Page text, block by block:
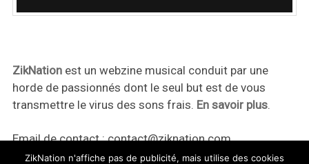
ZikNationest un webzine musical conduit par une
horde de passionnés dont le seul but est de vous
transmettre le virus des sons frais. En savoir plus.
Email de contact :contact@ziknation.com
ZikNation n'affiche pas de publicité, mais utilise des cookies